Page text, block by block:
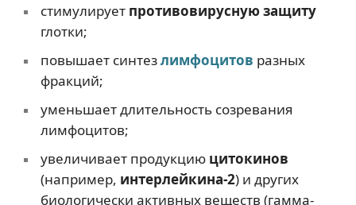
стимулирует противовирусную защиту
глотки;
повышает синтезлимфоцитов разных
фракций;
уменьшает длительность созревания
лимфоцитов;
увеличивает продукцию цитокинов
(например, интерлейкина-2) и других
биологически активных веществ (гамма-